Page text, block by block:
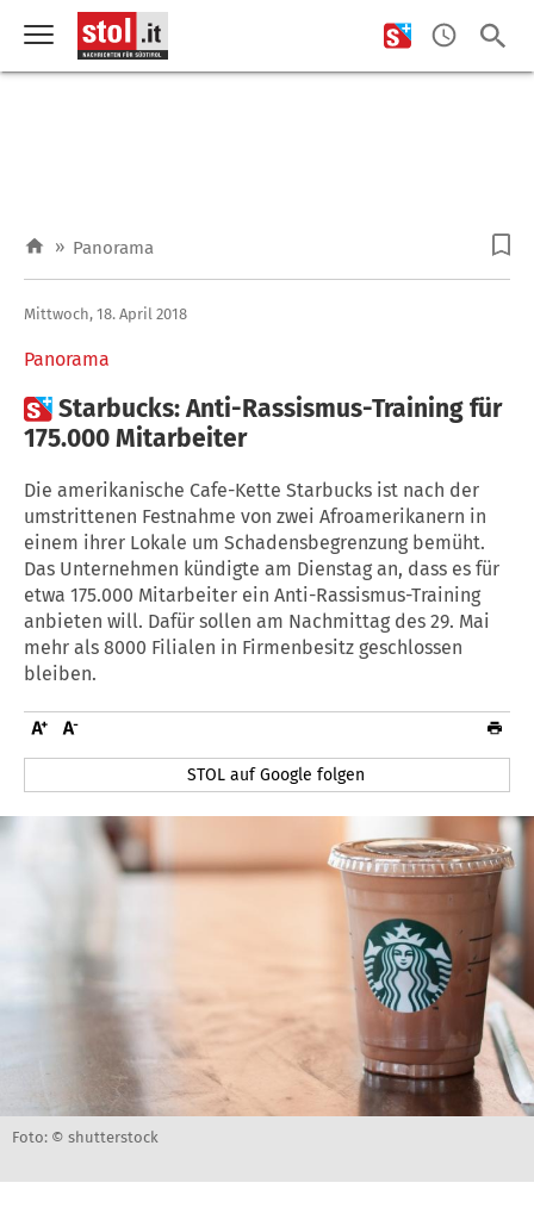
» Panorama
Panorama
Mittwoch, 18. April 2018
Starbucks: Anti-Rassismus-Training für
175.000 Mitarbeiter
Die amerikanische Cafe-Kette Starbucks ist nach der
umstrittenen Festnahme von zwei Afroamerikanern in
einem ihrer Lokale um Schadensbegrenzung bemüht.
Das Unternehmen kündigte am Dienstag an, dass es für
etwa 175.000 Mitarbeiter ein Anti-Rassismus-Training
anbieten will. Dafür sollen am Nachmittag des 29. Mai
mehr als 8000 Filialen in Firmenbesitz geschlossen
bleiben.
STOL auf Google folgen
Foto: © shutterstock